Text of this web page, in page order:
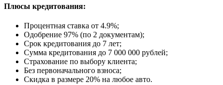
Плюсы кредитования:
Процентная ставка от 4.9%;
Одобрение 97% (по 2 документам);
Срок кредитования до 7 лет;
Сумма кредитования до 7 000 000 рублей;
Страхование по выбору клиента;
Без первоначального взноса;
Скидка в размере 20% на любое авто.